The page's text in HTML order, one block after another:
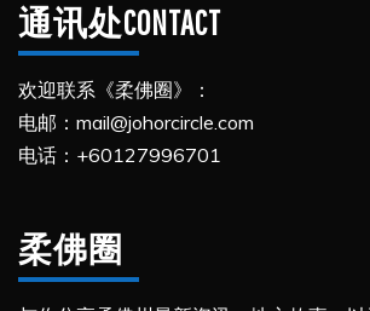
通讯处CONTACT
欢迎联系《柔佛圈》：
电邮：mail@johorcircle.com
电话：+60127996701
柔佛圈